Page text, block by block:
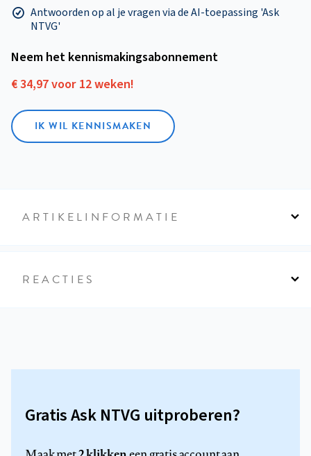
Antwoorden op al je vragen via de AI-toepassing 'Ask
NTVG'
Neem het kennismakings­abonnement
€ 34,97 voor 12 weken!
IK WIL KENNISMAKEN
ARTIKELINFORMATIE
REACTIES
Gratis Ask NTVG uitproberen?